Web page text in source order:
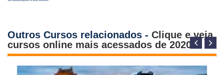
Outros Cursos relacionados - Clique e veja
cursos online mais acessados de 2020